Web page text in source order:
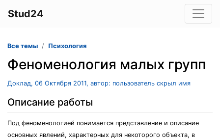
Stud24
Все темы Психология
Феноменология малых групп
Доклад, 06 Октября 2011, автор: пользователь скрыл имя
Описание работы
Под феноменологией понимается представление и описание
основных явлений, характерных для некоторого объекта, в